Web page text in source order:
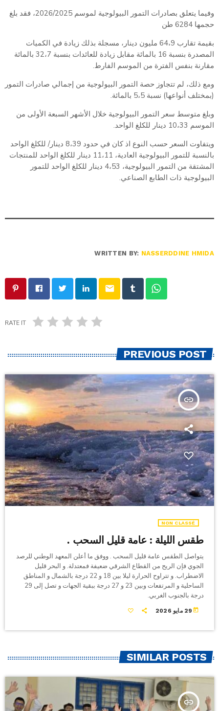
وفيما يتعلق بصادرات التمور البيولوجية لموسم 2026/2025، فقد بلغ
حجمها 6284 طن
بقيمة تقارب 64،9 مليون دينار، مسجلة بذلك زيادة في الكميات
المصدرة بنسبة 16 بالمائة مقابل زيادة للعائدات بنسبة 32،7 بالمائة
مقارنة بنفس الفترة من الموسم الفارط.
ومع ذلك، لم تتجاوز حصة التمور البيولوجية من إجمالي صادرات التمور
(بمختلف أنواعها) نسبة 5،5 بالمائة.
وبلغ متوسط سعر التمور البيولوجية خلال الأشهر السبعة الأولى من
الموسم 10،33 دينار للكلغ الواحد.
ويتفاوت السعر حسب النوع اذ كان في حدود 8،39 دينار/ للكلغ الواحد
بالنسبة للتمور البيولوجية العادية، 11،11 دينار للكلغ الواحد للمنتجات
المشتقة من التمور البيولوجية، 4،53 دينار للكلغ الواحد للتمور
البيولوجية ذات الطابع الصناعي.
WRITTEN BY: NASSERDDINE HMIDA
email
RATE IT
PREVIOUS POST
insert_link
NON CLASSÉ
طقس الليلة : عامة قليل السحب .
يتواصل الطقس عامة قليل السحب . ووفق ما أعلن المعهد الوطني للرصد
الجوي فإن الريح من القطاع الشرقي ضعيفة فمعتدلة. و البحر قليل
الاضطراب. و تتراوح الحرارة ليلا بين 18 و 22 درجة بالشمال و المناطق
الساحلية و المرتفعات وبين 23 و 27 درجة ببقية الجهات و تصل إلى 29
درجة بالجنوب الغربي.
today 29 مايو 2026
SIMILAR POSTS
insert_link